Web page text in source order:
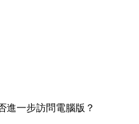
進一步訪問電腦版？